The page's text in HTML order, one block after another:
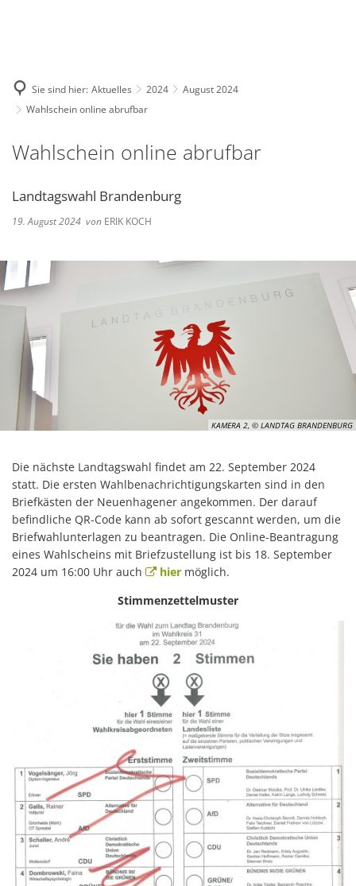
Sie sind hier: Aktuelles 2024
August 2024
Wahlschein online abrufbar
Wahlschein online abrufbar
Landtagswahl Brandenburg
19. August 2024 von ERIK KOCH
KAMERA 2, © LANDTAG BRANDENBURG
Die nächste Landtagswahl findet am 22. September 2024
statt. Die ersten Wahlbenachrichtigungskarten sind in den
Briefkästen der Neuenhagener angekommen. Der darauf
befindliche QR-Code kann ab sofort gescannt werden, um die
Briefwahlunterlagen zu beantragen. Die Online-Beantragung
eines Wahlscheins mit Briefzustellung ist bis 18. September
2024 um 16:00 Uhr auch
hiermöglich.
Stimmenzettelmuster